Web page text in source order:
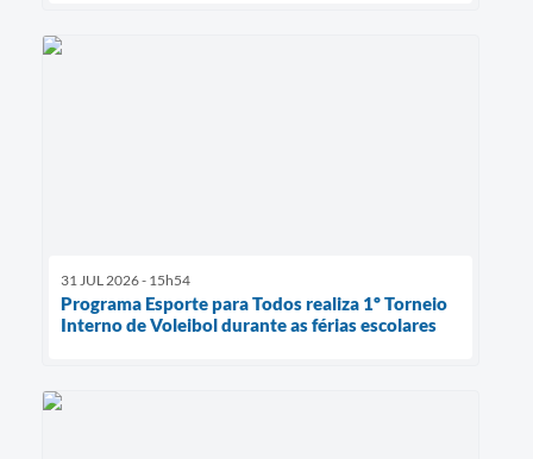
31 JUL 2026 - 15h54
Programa Esporte para Todos realiza 1º Torneio
Interno de Voleibol durante as férias escolares